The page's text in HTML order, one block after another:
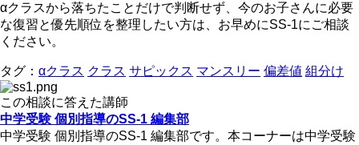
αクラスから落ちたことだけで判断せず、今のお子さんに必要
な復習と優先順位を整理したい方は、お早めにSS-1にご相談
ください。
タグ： αクラス クラス サピックス マンスリー 偏差値 組分け
この相談に答えた講師
中学受験 個別指導のSS-1 編集部
中学受験 個別指導のSS-1 編集部です。本コーナーは中学受験